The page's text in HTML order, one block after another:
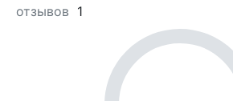
отзывов 1